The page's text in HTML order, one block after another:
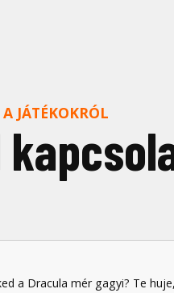
A JÁTÉKOKRÓL
a Dracula mér gagyi? Te